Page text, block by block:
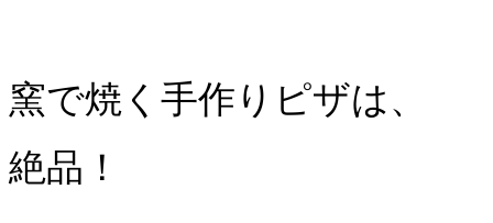
窯で焼く手作りピザは、
絶品！